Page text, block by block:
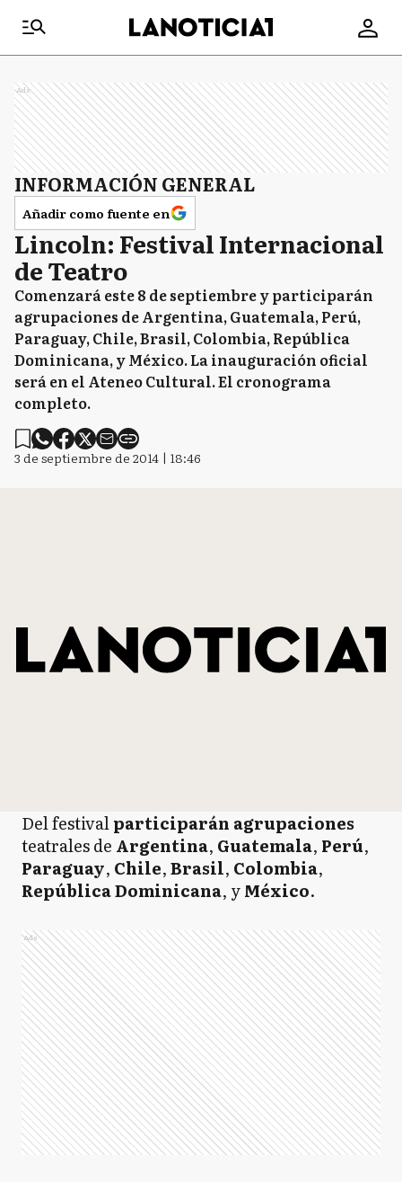
Ads
INFORMACIÓN GENERAL
Añadir como fuente en
Lincoln: Festival Internacional
de Teatro
Comenzará este 8 de septiembre y participarán
agrupaciones de Argentina, Guatemala, Perú,
Paraguay, Chile, Brasil, Colombia, República
Dominicana, y México. La inauguración oficial
será en el Ateneo Cultural. El cronograma
completo.
3 de septiembre de 2014 | 18:46
Del festivalparticiparán agrupaciones
teatrales de Argentina, Guatemala, Perú,
Paraguay, Chile,Brasil, Colombia,
RepúblicaDominicana, yMéxico.
Ads